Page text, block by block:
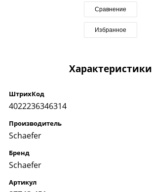
Сравнение
Избранное
Характеристики
ШтрихКод
4022236346314
Производитель
Schaefer
Бренд
Schaefer
Артикул